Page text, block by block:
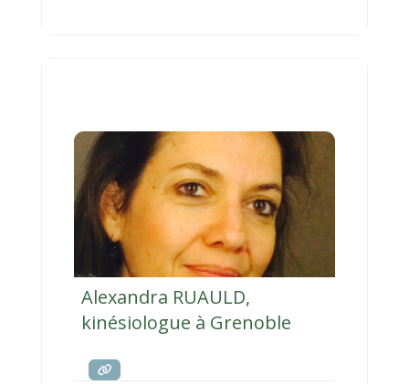
Alexandra RUAULD,
kinésiologue à Grenoble